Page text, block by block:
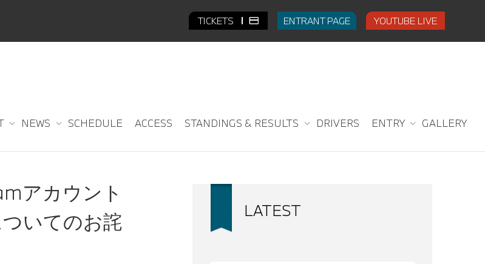
TICKETS ENTRANT PAGE YOUTUBE LIVE
NEWS SCHEDULE ACCESS STANDINGS & RESULTS DRIVERS ENTRY GALLERY
アカウント
いてのお詫
LATEST